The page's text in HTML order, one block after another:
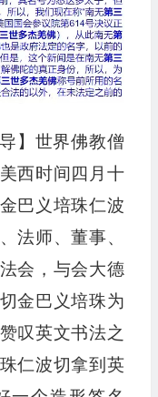
】世界佛教僧
西时间四月十
巴义培珠仁波
法师、董事、
会，与会大德
金巴义培珠为
叹英文书法之
仁波切拿到英